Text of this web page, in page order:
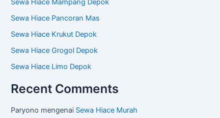
Sewa Hiace Mampang Depok
Sewa Hiace Pancoran Mas
Sewa Hiace Krukut Depok
Sewa Hiace Grogol Depok
Sewa Hiace Limo Depok
Recent Comments
Paryono mengenai Sewa Hiace Murah